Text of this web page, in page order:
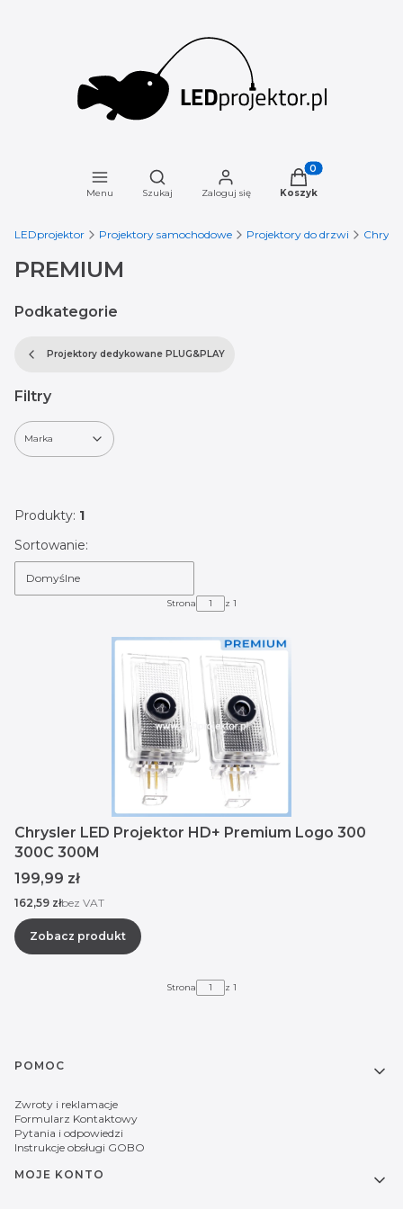
Menu
Otwórz wyszukiwarkę
Szukaj Zaloguj się
Produkty w
Koszyk
LEDprojektor Projektory samochodowe Projektory do drzwi
PREMIUM
Podkategorie
Projektory dedykowane PLUG&PLAY
Filtry
Marka
Produkty: 1
Lista produktów
Sortowanie:
Domyślne
Strona z 1
Chrysler LED Projektor HD+ Premium Logo 300
300C 300M
Cena
199,99 zł
Cena
162,59 złbez VAT
Zobacz produkt
Strona z 1
Linki w stopce
POMOC
Zwroty i reklamacje
Formularz Kontaktowy
Pytania i odpowiedzi
Instrukcje obsługi GOBO
MOJE KONTO